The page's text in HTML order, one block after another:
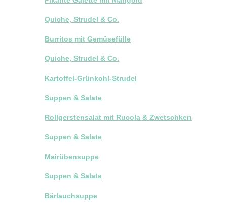
Quiche, Strudel & Co.
Burritos mit Gemüsefülle
Quiche, Strudel & Co.
Kartoffel-Grünkohl-Strudel
Suppen & Salate
Rollgerstensalat mit Rucola & Zwetschken
Suppen & Salate
Mairübensuppe
Suppen & Salate
Bärlauchsuppe